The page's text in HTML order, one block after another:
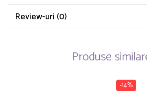
Review-uri (0)
Produse
-14%